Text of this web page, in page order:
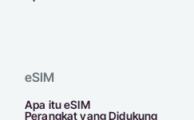
eSIM
Apa itu eSIM
Perangkat yang Didukung